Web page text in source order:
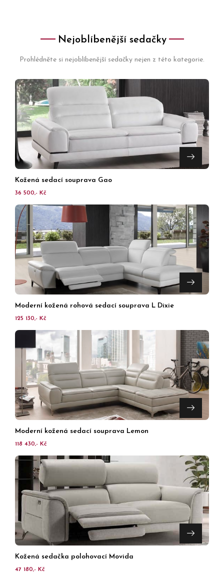
Nejoblíbenější sedačky
Prohlédněte si nejoblíbenější sedačky nejen z této kategorie.
Kožená sedací souprava Gao
36 500,- Kč
Moderní kožená rohová sedací souprava L Dixie
125 130,- Kč
Moderní kožená sedací souprava Lemon
118 430,- Kč
Kožená sedačka polohovací Movida
47 180,- Kč